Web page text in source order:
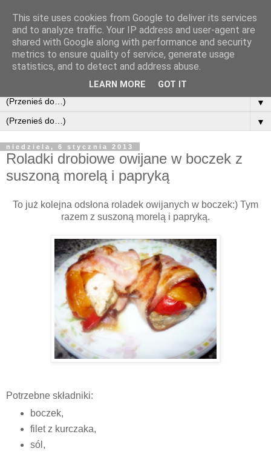
▼
▼
niedziela, 6 stycznia 2013
Roladki drobiowe owijane w boczek z
suszoną morelą i papryką
To już kolejna odsłona roladek owijanych w boczek:) Tym
razem z suszoną morelą i papryką.
Potrzebne składniki:
boczek,
filet z kurczaka,
sól,
This site uses cookies from Google to deliver its services
and to analyze traffic. Your IP address and user-agent are
shared with Google along with performance and security
metrics to ensure quality of service, generate usage
statistics, and to detect and address abuse.
LEARN MORE GOT IT